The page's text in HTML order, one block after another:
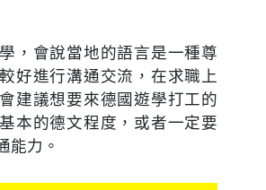
，會說當地的語言是一種尊
好進行溝通交流，在求職上
建議想要來德國遊學打工的
本的德文程度，或者一定要
能力。